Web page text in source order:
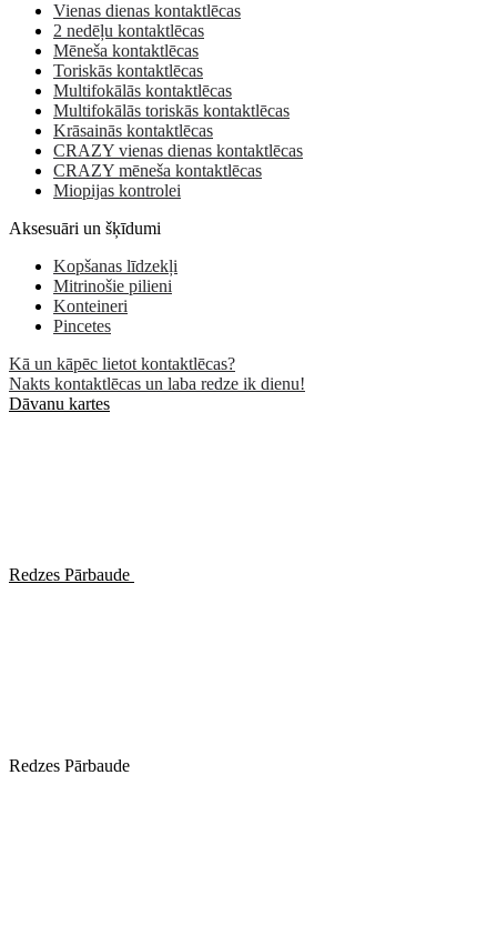
Vienas dienas kontaktlēcas
2 nedēļu kontaktlēcas
Mēneša kontaktlēcas
Toriskās kontaktlēcas
Multifokālās kontaktlēcas
Multifokālās toriskās kontaktlēcas
Krāsainās kontaktlēcas
CRAZY vienas dienas kontaktlēcas
CRAZY mēneša kontaktlēcas
Miopijas kontrolei
Aksesuāri un šķīdumi
Kopšanas līdzekļi
Mitrinošie pilieni
Konteineri
Pincetes
Kā un kāpēc lietot kontaktlēcas?
Nakts kontaktlēcas un laba redze ik dienu!
Dāvanu kartes
Redzes Pārbaude
Redzes Pārbaude